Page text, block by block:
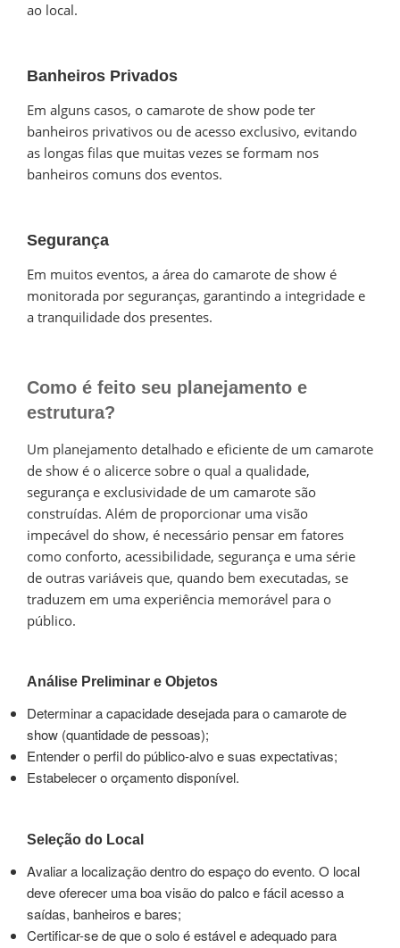
ao local.
Banheiros Privados
Em alguns casos, o camarote de show pode ter
banheiros privativos ou de acesso exclusivo, evitando
as longas filas que muitas vezes se formam nos
banheiros comuns dos eventos.
Segurança
Em muitos eventos, a área do camarote de show é
monitorada por seguranças, garantindo a integridade e
a tranquilidade dos presentes.
Como é feito seu planejamento e
estrutura?
Um planejamento detalhado e eficiente de um camarote
de show é o alicerce sobre o qual a qualidade,
segurança e exclusividade de um camarote são
construídas. Além de proporcionar uma visão
impecável do show, é necessário pensar em fatores
como conforto, acessibilidade, segurança e uma série
de outras variáveis que, quando bem executadas, se
traduzem em uma experiência memorável para o
público.
Análise Preliminar e Objetos
Determinar a capacidade desejada para o camarote de
show (quantidade de pessoas);
Entender o perfil do público-alvo e suas expectativas;
Estabelecer o orçamento disponível.
Seleção do Local
Avaliar a localização dentro do espaço do evento. O local
deve oferecer uma boa visão do palco e fácil acesso a
saídas, banheiros e bares;
Certificar-se de que o solo é estável e adequado para